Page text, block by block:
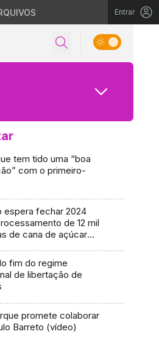
Entrar
tem tido uma “boa
com o primeiro-
espera fechar 2024
de 12 mil
de cana de açúcar
fim do regime
de libertação de
promete colaborar
Barreto (vídeo)